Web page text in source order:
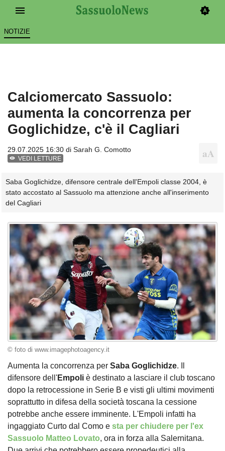
NOTIZIE
Calciomercato Sassuolo:
aumenta la concorrenza per
Goglichidze, c'è il Cagliari
29.07.2025 16:30 di Sarah G. Comotto
VEDI LETTURE
Saba Goglichidze, difensore centrale dell'Empoli classe 2004, è
stato accostato al Sassuolo ma attenzione anche all'inserimento
del Cagliari
© foto di www.imagephotoagency.it
Aumenta la concorrenza per Saba Goglichidze. Il
difensore dell'Empoli è destinato a lasciare il club toscano
dopo la retrocessione in Serie B e visti gli ultimi movimenti
soprattutto in difesa della società toscana la cessione
potrebbe anche essere imminente. L'Empoli infatti ha
ingaggiato Curto dal Como e sta per chiudere per l'ex
Sassuolo Matteo Lovato, ora in forza alla Salernitana.